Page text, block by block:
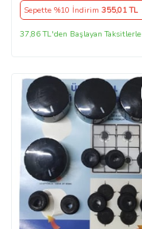
Sepette %10 İndirim355,01 TL
37,86 TL'den Başlayan Taksitlerle